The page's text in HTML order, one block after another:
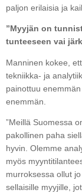
paljon erilaisia ja
”Myyjän on
tunteeseen vai
Manninen kokee,
tekniikka- ja
painottuu
enemmän.
”Meillä Suomessa
pakollinen paha
hyvin. Olemme
myös
murroksessa ollut
sellaisille myyjille,